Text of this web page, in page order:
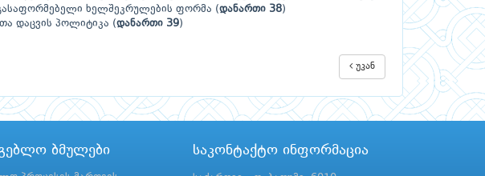
ხელშეკრულების ფორმა (დანართი 38)
დაცვის პოლიტიკა (დანართი 39)
უკან
ბმულები საკონტაქტო ინფორმაცია